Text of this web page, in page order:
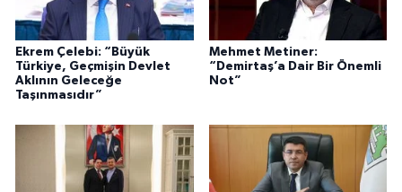
Ekrem Çelebi: “Büyük
Türkiye, Geçmişin Devlet
Aklının Geleceğe
Taşınmasıdır”
Mehmet Metiner:
“Demirtaş’a Dair Bir Önemli
Not”